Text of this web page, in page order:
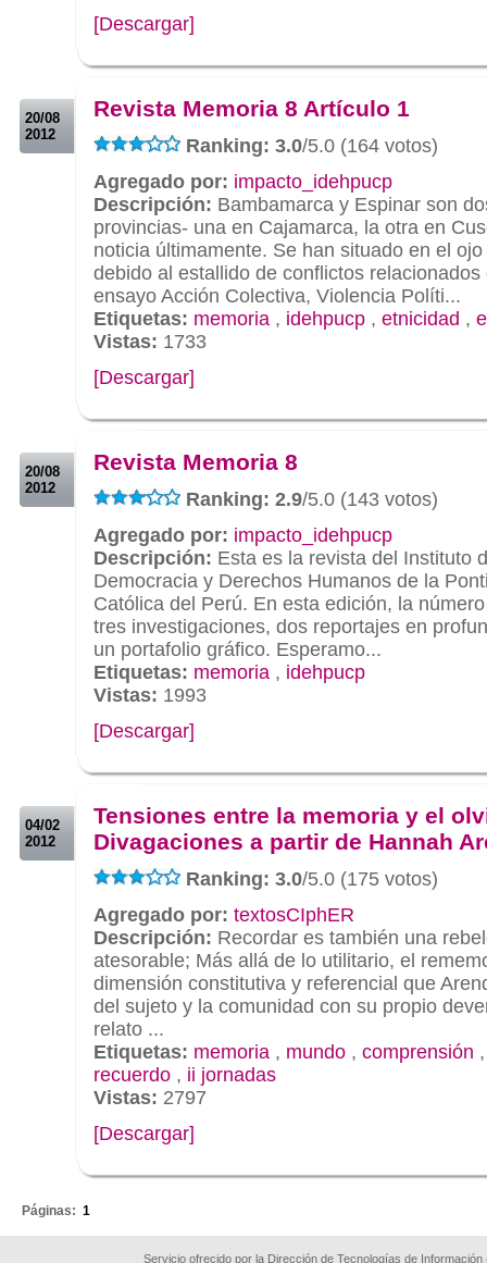
[Descargar]
20/08
2012
Revista Memoria 8 Artículo 1
Ranking: 3.0/5.0 (164 votos)
Agregado por: impacto_idehpucp
Descripción: Bambamarca y Espinar son
provincias- una en Cajamarca, la otra en
noticia últimamente. Se han situado en el
debido al estallido de conflictos
ensayo Acción Colectiva, Violencia Políti...
Etiquetas: memoria , idehpucp , etnicidad ,
Vistas: 1733
[Descargar]
20/08
2012
Revista Memoria 8
Ranking: 2.9/5.0 (143 votos)
Agregado por: impacto_idehpucp
Descripción: Esta es la revista del Instituto
Democracia y Derechos Humanos de la
Católica del Perú. En esta edición, la
tres investigaciones, dos reportajes en
un portafolio gráfico. Esperamo...
Etiquetas: memoria , idehpucp
Vistas: 1993
[Descargar]
04/02
2012
Tensiones entre la memoria y el
Divagaciones a partir de Hannah
Ranking: 3.0/5.0 (175 votos)
Agregado por: textosCIphER
Descripción: Recordar es también una
atesorable; Más allá de lo utilitario, el
dimensión constitutiva y referencial que
del sujeto y la comunidad con su propio
relato ...
Etiquetas: memoria , mundo , comprensión
recuerdo , ii jornadas
Vistas: 2797
[Descargar]
Páginas: 1
Servicio ofrecido por la Dirección de Tecnologías de